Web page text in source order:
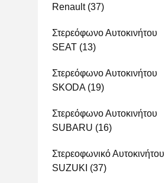
Renault(37)
Στερεόφωνο Αυτοκινήτου
SEAT (13)
Στερεόφωνο Αυτοκινήτου
SKODA(19)
Στερεόφωνο Αυτοκινήτου
SUBARU (16)
Στερεοφωνικό Αυτοκινήτου
SUZUKI (37)